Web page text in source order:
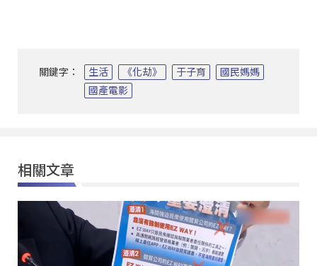
關鍵字： 生活 《化劫》 于子育
國民媽媽
國產電影
相關文章